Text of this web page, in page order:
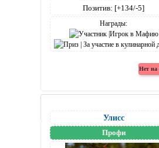
Позитив: [+134/-5]
Награды:
Улисс
Профи